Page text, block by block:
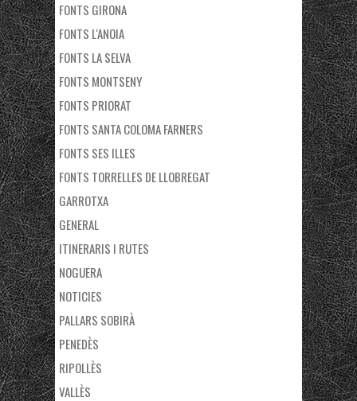
FONTS GIRONA
FONTS L'ANOIA
FONTS LA SELVA
FONTS MONTSENY
FONTS PRIORAT
FONTS SANTA COLOMA FARNERS
FONTS SES ILLES
FONTS TORRELLES DE LLOBREGAT
GARROTXA
GENERAL
ITINERARIS I RUTES
NOGUERA
NOTICIES
PALLARS SOBIRÀ
PENEDÈS
RIPOLLÈS
VALLÈS